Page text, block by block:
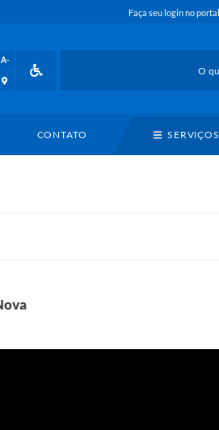
Faça seu login no portal
A-
CONTATO SERVIÇOS